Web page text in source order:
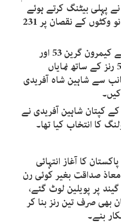
پہلی بیٹنگ کرتے ہوئے
مقررہ 50 اوورز میں نو وکٹوں کے نقصان پر 231
آسٹریلیا کی جانب سے کیمرون گرین 53 اور
کپتان جوش انگلس 51 رنز کے ساتھ نمایاں
سے شاہین شاہ آفریدی
کپتان شاہین آفریدی نے
کا انتخاب کیا تھا۔
کا آغاز انتہائی
معاذ صداقت بغیر کوئی رن
پر پویلین لوٹ گئے،
بھی صرف تین رنز بنا کر
بنے۔